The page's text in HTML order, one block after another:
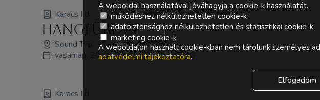
Karacs Ildi
Hangfürdő
Sound Trip
vasárnap, 2021-08-29., 10:00 - 11:30
Karacs Ildi
A weboldal használatával jóváhagyja a cookie-k használatát.
működéshez nélkülözhetetlen cookie-k
adatbiztonsághoz nélkülözhetetlen és statisztikai cookie-k
marketing cookie-k
A weboldalon használt cookie-kban nem tárolunk személyes
adatvédelmi tájékoztatóra.
Elfogadom